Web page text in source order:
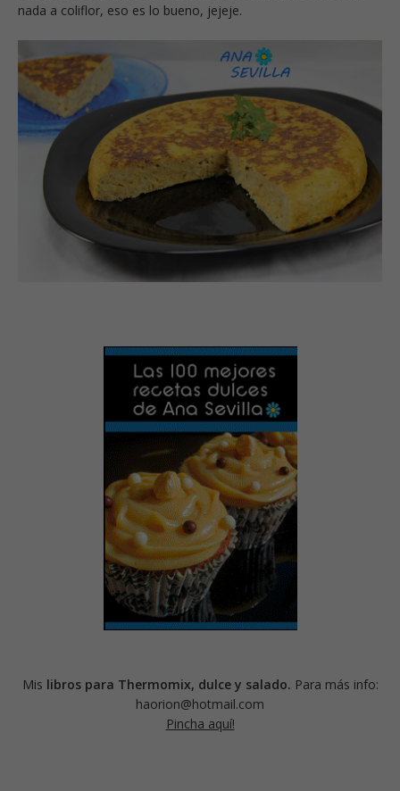
nada a coliflor, eso es lo bueno, jejeje.
Mis libros para Thermomix, dulce y salado. Para más info:
haorion@hotmail.com
Pincha aquí!